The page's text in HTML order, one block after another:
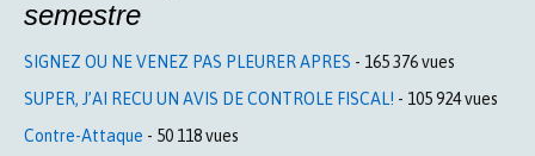
semestre
SIGNEZ OU NE VENEZ PAS PLEURER APRES - 165 376 vues
SUPER, J’AI RECU UN AVIS DE CONTROLE FISCAL! - 105 924 vues
Contre-Attaque - 50 118 vues